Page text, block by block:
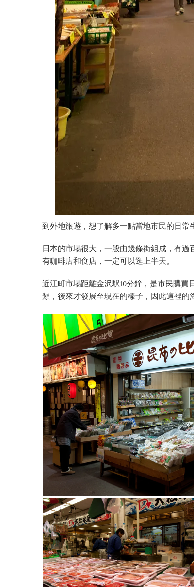
到外地旅遊，想了解多一點當地市民的日常
日本的市場很大，一般由幾條街組成，有
有咖啡店和食店，一定可以逛上半天。
近江町市場距離金沢駅10分鐘，是市民購
類，後來才發展至現在的樣子，因此這裡的